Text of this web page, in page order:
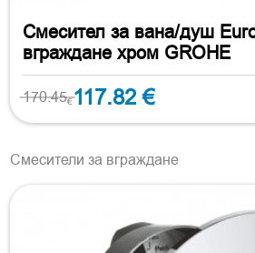
Смесител за вана/душ
вграждане хром GROHE
170.45€117.82 €
Смесители за вграждане